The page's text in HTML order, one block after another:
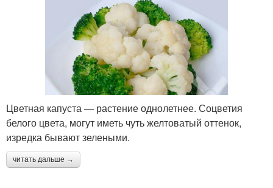
Цветная капуста — растение однолетнее. Соцветия
белого цвета, могут иметь чуть желтоватый оттенок,
изредка бывают зелеными.
читать дальше →